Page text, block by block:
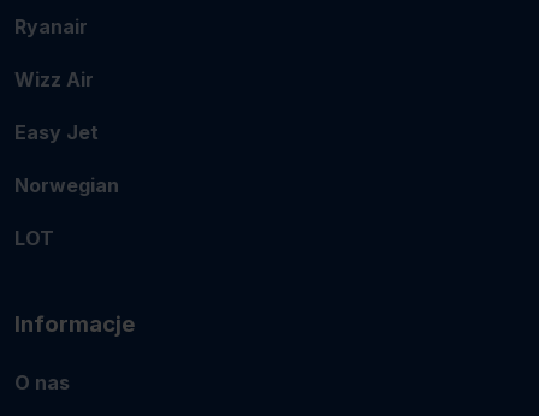
Ryanair
Wizz Air
Easy Jet
Norwegian
LOT
Informacje
O nas